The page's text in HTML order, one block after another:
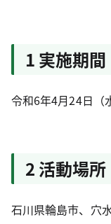
1 実施期間
令和6年4月24日（
2 活動場所
石川県輪島市、穴